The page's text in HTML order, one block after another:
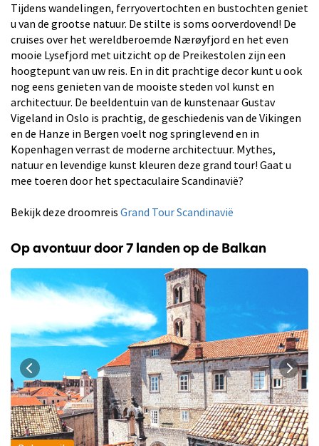
Tijdens wandelingen, ferryovertochten en bustochten geniet
u van de grootse natuur. De stilte is soms oorverdovend! De
cruises over het wereldberoemde Nærøyfjord en het even
mooie Lysefjord met uitzicht op de Preikestolen zijn een
hoogtepunt van uw reis. En in dit prachtige decor kunt u ook
nog eens genieten van de mooiste steden vol kunst en
architectuur. De beeldentuin van de kunstenaar Gustav
Vigeland in Oslo is prachtig, de geschiedenis van de Vikingen
en de Hanze in Bergen voelt nog springlevend en in
Kopenhagen verrast de moderne architectuur. Mythes,
natuur en levendige kunst kleuren deze grand tour! Gaat u
mee toeren door het spectaculaire Scandinavië?
Bekijk deze droomreis Grand Tour Scandinavië
Op avontuur door 7 landen op de Balkan